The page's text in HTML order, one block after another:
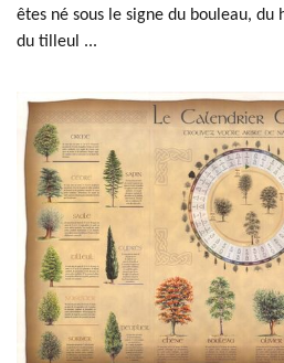
êtes né sous le signe du bouleau,
du tilleul ...